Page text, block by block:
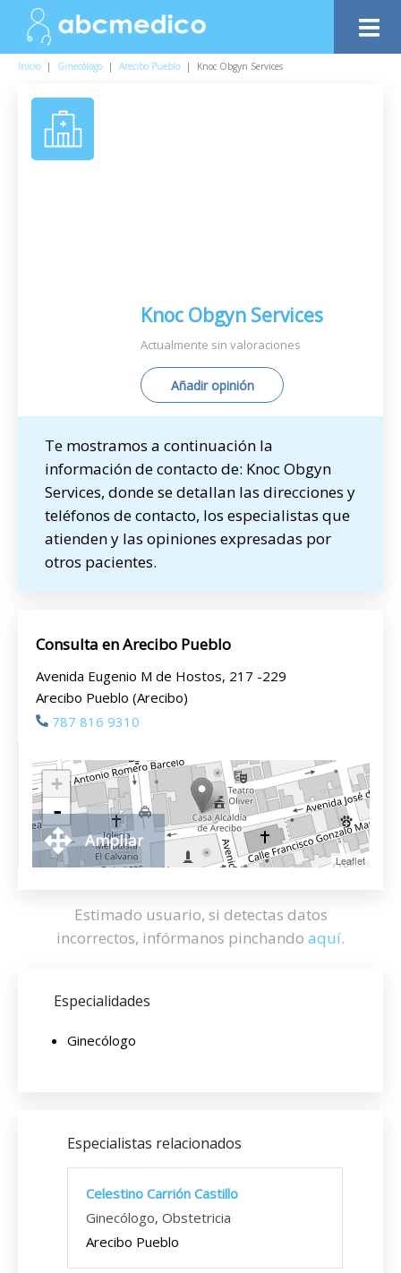
Inicio | Ginecólogo | Arecibo Pueblo | Knoc Obgyn Services
Knoc Obgyn Services
Actualmente sin valoraciones
Añadir opinión
Te mostramos a continuación la
información de contacto de: Knoc Obgyn
Services, donde se detallan las direcciones y
teléfonos de contacto, los especialistas que
atienden y las opiniones expresadas por
otros pacientes.
Consulta en Arecibo Pueblo
Avenida Eugenio M de Hostos, 217 -229
Arecibo Pueblo (Arecibo)
787 816 9310
+
-
Leaflet
Ampliar
Estimado usuario, si detectas datos
incorrectos, infórmanos pinchando aquí.
Especialidades
Ginecólogo
Especialistas relacionados
Celestino Carrión Castillo
Ginecólogo, Obstetricia
Arecibo Pueblo